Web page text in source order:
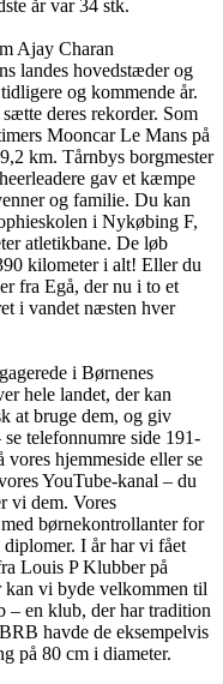
år var 34 stk.
Ajay Charan
landes hovedstæder og
og kommende år.
deres rekorder. Som
Mooncar Le Mans på
km. Tårnbys borgmester
gav et kæmpe
og familie. Du kan
i Nykøbing F,
atletikbane. De løb
kilometer i alt! Eller du
fra Egå, der nu i to et
i vandet næsten hver
i Børnenes
hele landet, der kan
at bruge dem, og giv
telefonnumre side 191-
vores hjemmeside eller se
YouTube-kanal – du
vi dem. Vores
børnekontrollanter for
I år har vi fået
Louis P Klubber på
kan vi byde velkommen til
en klub, der har tradition
havde de eksempelvis
på 80 cm i diameter.